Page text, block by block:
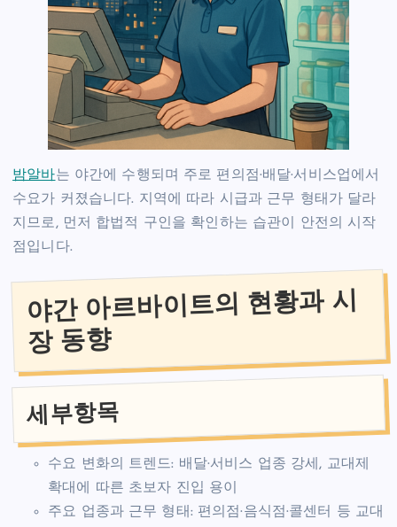
밤알바는 야간에 수행되며 주로 편의점·배달·서비스업에서
수요가 커졌습니다. 지역에 따라 시급과 근무 형태가 달라
지므로, 먼저 합법적 구인을 확인하는 습관이 안전의 시작
점입니다.
야간 아르바이트의 현황과 시
장 동향
세부항목
수요 변화의 트렌드: 배달·서비스 업종 강세, 교대제
확대에 따른 초보자 진입 용이
주요 업종과 근무 형태: 편의점·음식점·콜센터 등 교대